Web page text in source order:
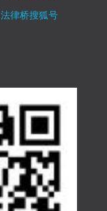
法律桥搜狐号